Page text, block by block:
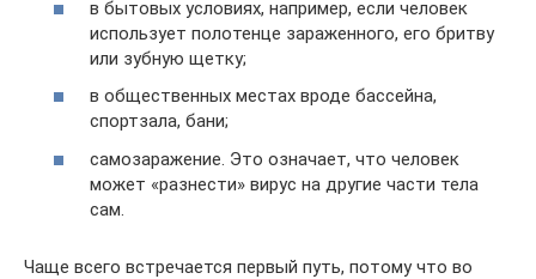
в бытовых условиях, например, если человек
использует полотенце зараженного, его бритву
или зубную щетку;
в общественных местах вроде бассейна,
спортзала, бани;
самозаражение. Это означает, что человек
может «разнести» вирус на другие части тела
сам.
Чаще всего встречается первый путь, потому что во